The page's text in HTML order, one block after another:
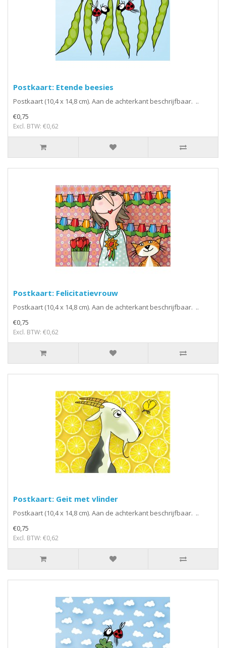
Postkaart: Etende beesies
Postkaart (10,4 x 14,8 cm). Aan de achterkant beschrijfbaar. ..
€0,75
Excl. BTW: €0,62
Postkaart: Felicitatievrouw
Postkaart (10,4 x 14,8 cm). Aan de achterkant beschrijfbaar. ..
€0,75
Excl. BTW: €0,62
Postkaart: Geit met vlinder
Postkaart (10,4 x 14,8 cm). Aan de achterkant beschrijfbaar. ..
€0,75
Excl. BTW: €0,62